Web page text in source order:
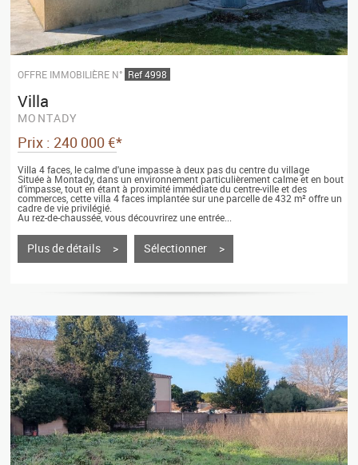
OFFRE IMMOBILIÈRE N° Ref 4998
Villa
MONTADY
Prix : 240 000 €*
Villa 4 faces, le calme d'une impasse à deux pas du centre du village
Située à Montady, dans un environnement particulièrement calme et en bout
d’impasse, tout en étant à proximité immédiate du centre-ville et des
commerces, cette villa 4 faces implantée sur une parcelle de 432 m² offre un
cadre de vie privilégié.
Au rez-de-chaussée, vous découvrirez une entrée...
Plus de détails > Sélectionner >